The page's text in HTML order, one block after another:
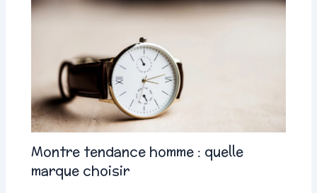
Montre tendance homme : quelle
marque choisir